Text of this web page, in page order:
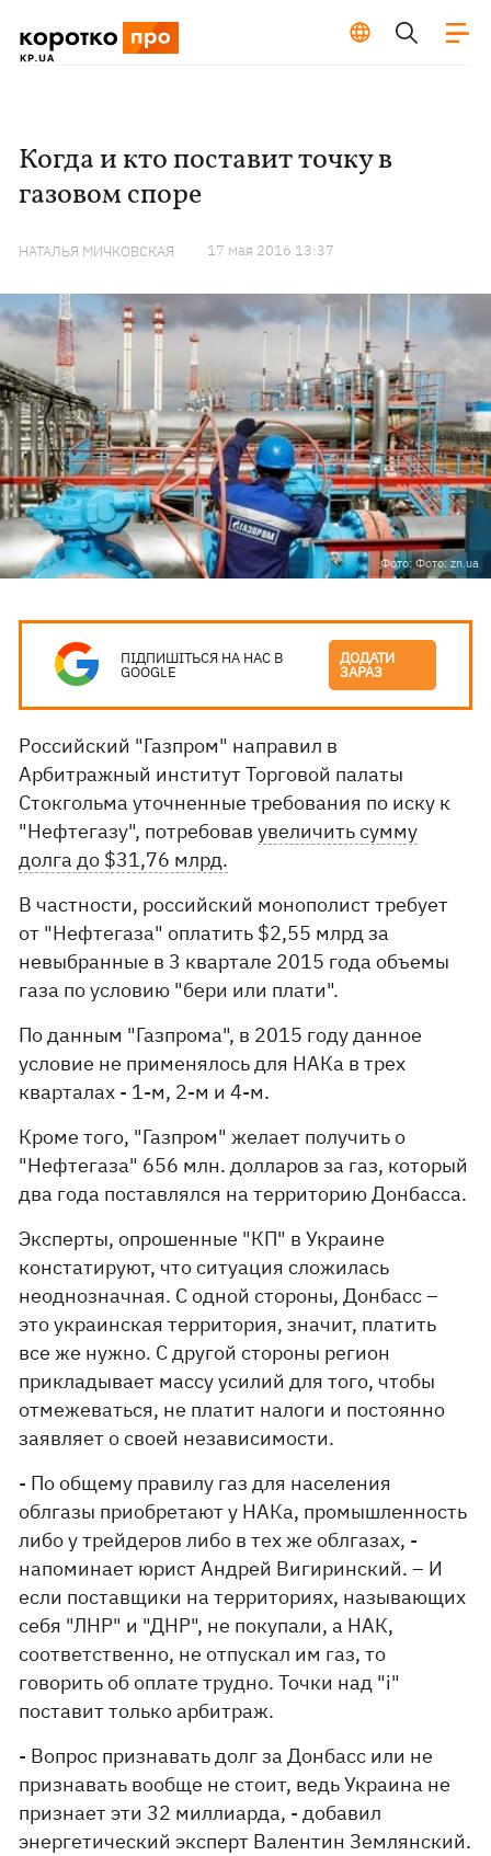
Когда и кто поставит точку в
газовом споре
НАТАЛЬЯ МИЧКОВСКАЯ 17 мая 2016 13:37
Фото: Фото: zn.ua
ПІДПИШІТЬСЯ НА НАС В
GOOGLE
ДОДАТИ
ЗАРАЗ
Российский "Газпром" направил в
Арбитражный институт Торговой палаты
Стокгольма уточненные требования по иску к
"Нефтегазу", потребовавувеличить сумму
долга до $31,76 млрд.
В частности, российский монополист требует
от "Нефтегаза" оплатить $2,55 млрд за
невыбранные в 3 квартале 2015 года объемы
газа по условию "бери или плати".
По данным "Газпрома", в 2015 году данное
условие не применялось для НАКа в трех
кварталах - 1-м, 2-м и 4-м.
Кроме того, "Газпром" желает получить о
"Нефтегаза" 656 млн. долларов за газ, который
два года поставлялся на территорию Донбасса.
Эксперты, опрошенные "КП" в Украине
констатируют, что ситуация сложилась
неоднозначная. С одной стороны, Донбасс –
это украинская территория, значит, платить
все же нужно. С другой стороны регион
прикладывает массу усилий для того, чтобы
отмежеваться, не платит налоги и постоянно
заявляет о своей независимости.
- По общему правилу газ для населения
облгазы приобретают у НАКа, промышленность
либо у трейдеров либо в тех же облгазах, -
напоминает юрист Андрей Вигиринский. – И
если поставщики на территориях, называющих
себя "ЛНР" и "ДНР", не покупали, а НАК,
соответственно, не отпускал им газ, то
говорить об оплате трудно. Точки над "i"
поставит только арбитраж.
- Вопрос признавать долг за Донбасс или не
признавать вообще не стоит, ведь Украина не
признает эти 32 миллиарда, - добавил
энергетический эксперт Валентин Землянский.